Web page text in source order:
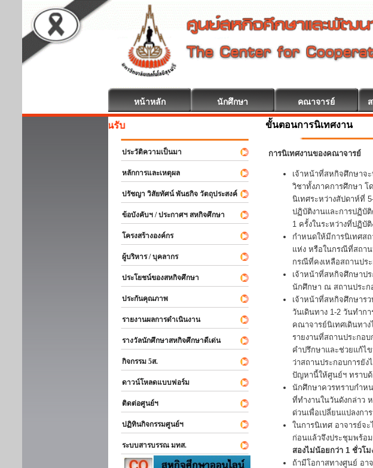
หน้าหลัก นักศึกษา คณาจารย์
สหกิจศึกษา ยินดีต้อนรับ
ประวัติความเป็นมา
หลักการและเหตุผล
ปรัชญา วิสัยทัศน์ พันธกิจ วัตถุประสงค์
ข้อบังคับฯ / ประกาศฯ สหกิจศึกษา
โครงสร้างองค์กร
ผู้บริหาร / บุคลากร
ประโยชน์ของสหกิจศึกษา
ประกันคุณภาพ
รายงานผลการดำเนินงาน
รางวัลนักศึกษาสหกิจศึกษาดีเด่น
กิจกรรม 5ส.
ดาวน์โหลดแบบฟอร์ม
ติดต่อศูนย์ฯ
ปฏิทินกิจกรรมศูนย์ฯ
ระบบสารบรรณ มทส.
ขั้นตอนการนิเทศงาน
การนิเทศงานของคณาจารย์
เจ้าหน้าที่สหกิจศึกษาจ
วิชาทั้งภาคการศึกษา โ
นิเทศระหว่างสัปดาห์ที่
ปฏิบัติงานและการปฏิบั
1 ครั้งในระหว่างที่ปฏิบั
กำหนดให้มีการนิเทศส
แห่ง หรือในกรณีที่สถาน
กรณีที่คงเหลือสถานประ
เจ้าหน้าที่สหกิจศึกษาป
นักศึกษา ณ สถานประก
เจ้าหน้าที่สหกิจศึกษาร
วันเดินทาง 1-2 วันทำกา
คณาจารย์นิเทศเดินทา
รายงานที่สถานประกอ
คำปรึกษาและช่วยแก้ไ
ว่าสถานประกอบการยั
ปัญหานี้ให้ศูนย์ฯ ทราบด้
นักศึกษาควรทราบกำห
ที่ทำงานในวันดังกล่าว
ด่วนเพื่อเปลี่ยนแปลงกา
ในการนิเทศ อาจารย์จ
ก่อนแล้วจึงประชุมพร้อ
สองไม่น้อยกว่า 1 ชั่วโม
ถ้ามีโอกาสทางศูนย์ อา